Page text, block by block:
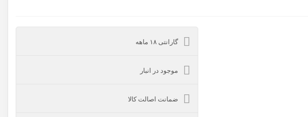
گارانتی ۱۸ ماهه
موجود در انبار
ضمانت اصالت کالا